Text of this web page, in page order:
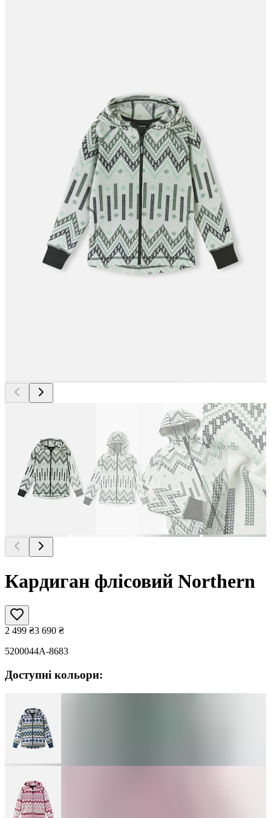
Кардиган флісовий Northern
2 499 ₴3 690 ₴
5200044A-8683
Доступні кольори: